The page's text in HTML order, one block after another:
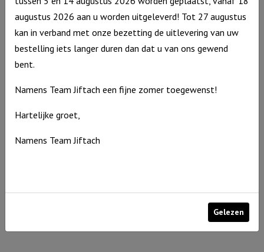
Stoere Loopauto Racewagen Petrol
89,95
augustus 2026 aan u worden uitgeleverd! Tot 27 augustus
kan in verband met onze bezetting de uitlevering van uw
bestelling iets langer duren dan dat u van ons gewend
bent.
Namens Team Jiftach een fijne zomer toegewenst!
Hartelijke groet,
Namens Team Jiftach
Gelezen